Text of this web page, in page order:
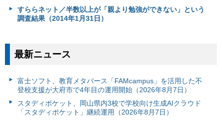
すららネット／半数以上が「親より勉強ができない」という
調査結果（2014年1月31日）
最新ニュース
富⼠ソフト、教育メタバース「FAMcampus」を活用した不
登校支援が大府市で4年目の運用開始（2026年8月7日）
スタディポケット、岡山県内3校で学校向け生成AIクラウド
「スタディポケット」継続運用（2026年8月7日）